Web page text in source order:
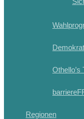
Othello’s
Regionen